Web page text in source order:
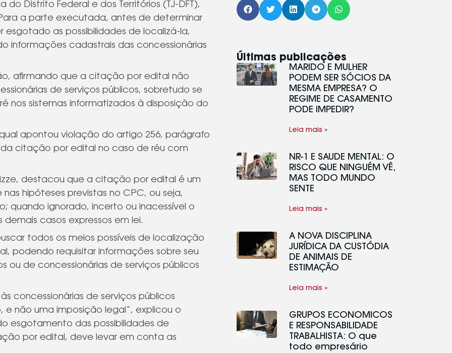
Distrito Federal e dos Territórios (TJ-DFT),
a parte executada, antes de determinar
as possibilidades de localizá-la,
informações cadastrais das concessionárias
afirmando que a citação por edital não
de serviços públicos, sobretudo se
nos sistemas informatizados à disposição do
apontou violação do artigo 256, parágrafo
citação por edital no caso de réu com
destacou que a citação por edital é um
hipóteses previstas no CPC, ou seja,
quando ignorado, incerto ou inacessível o
casos expressos em lei.
todos os meios possíveis de localização
podendo requisitar informações sobre seu
ou de concessionárias de serviços públicos
concessionárias de serviços públicos
não uma imposição legal”, explicou o
esgotamento das possibilidades de
por edital, deve levar em conta as
Últimas publicações
MARIDO E MULHER
PODEM SER SÓCIOS DA
MESMA EMPRESA? O
REGIME DE CASAMENTO
PODE IMPEDIR?
Leia mais »
NR-1 E SAÚDE MENTAL: O
RISCO QUE NINGUÉM VÊ,
MAS TODO MUNDO
SENTE
Leia mais »
A NOVA DISCIPLINA
JURÍDICA DA CUSTÓDIA
DE ANIMAIS DE
ESTIMAÇÃO
Leia mais »
GRUPOS ECONÔMICOS
E RESPONSABILIDADE
TRABALHISTA: O que
todo empresário